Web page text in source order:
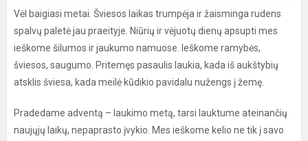
Vėl baigiasi metai. Šviesos laikas trumpėja ir žaisminga rudens
spalvų paletė jau praeityje. Niūrių ir vėjuotų dienų apsupti mes
ieškome šilumos ir jaukumo namuose. Ieškome ramybės,
šviesos, saugumo. Pritemęs pasaulis laukia, kada iš aukštybių
atsklis šviesa, kada meilė kūdikio pavidalu nužengs į žemę.
Pradedame adventą – laukimo metą, tarsi lauktume ateinančių
naujųjų laikų, nepaprasto įvykio. Mes ieškome kelio ne tik į savo